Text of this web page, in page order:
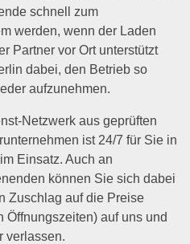
schnell zum
werden, wenn der Laden
Partner vor Ort unterstützt
dabei, den Betrieb so
aufzunehmen.
Netzwerk aus geprüften
ist 24/7 für Sie in
Einsatz. Auch an
können Sie sich dabei
Zuschlag auf die Preise
auf uns und
verlassen.